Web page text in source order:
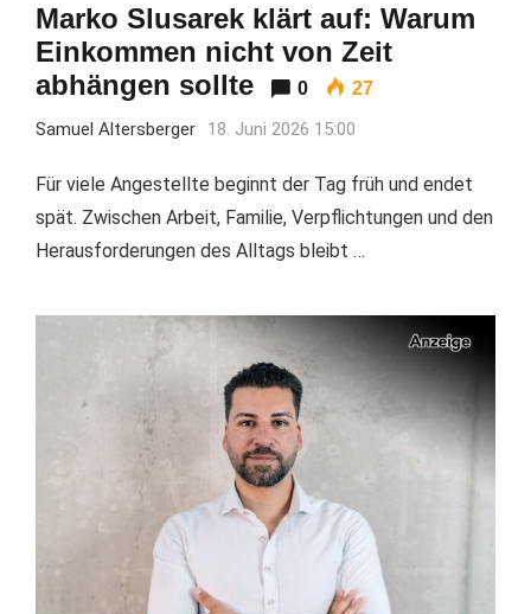
Marko Slusarek klärt auf: Warum
Einkommen nicht von Zeit
abhängen sollte
0 27
Samuel Altersberger 18. Juni 2026 15:00
Für viele Angestellte beginnt der Tag früh und endet
spät. Zwischen Arbeit, Familie, Verpflichtungen und den
Herausforderungen des Alltags bleibt …